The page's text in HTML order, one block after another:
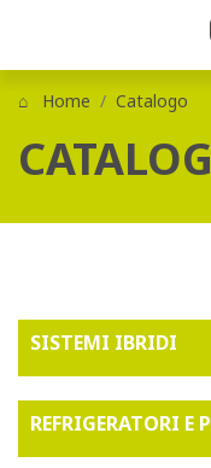
Home Catalogo
SISTEMI IBRIDI
REFRIGERATORI E